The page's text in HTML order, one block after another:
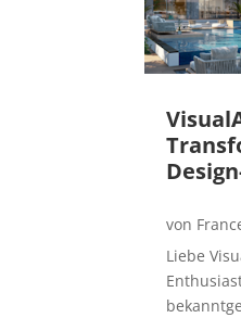
von
Liebe